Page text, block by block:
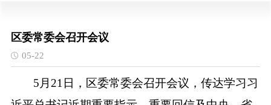
区委常委会召开会议
05-22
5月21日，区委常委会召开会议，传达学习习